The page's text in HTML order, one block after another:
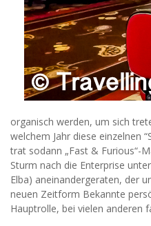
organisch werden, um sich
welchem Jahr diese einzelnen
trat sodann „Fast & Furious“-
Sturm nach die Enterprise
Elba) aneinandergeraten, der
neuen Zeitform Bekannte
Hauptrolle, bei vielen anderen